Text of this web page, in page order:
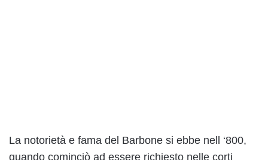
La notorietà e fama del Barbone si ebbe nell ‘800,
quando cominciò ad essere richiesto nelle corti